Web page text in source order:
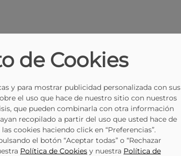
de Cookies
y para mostrar publicidad personalizada con sus
el uso que hace de nuestro sitio con nuestros
que pueden combinarla con otra información
recopilado a partir del uso que usted hace de
cookies haciendo click en “Preferencias”.
el botón “Aceptar todas” o “Rechazar
Política de Cookies y nuestra Política de